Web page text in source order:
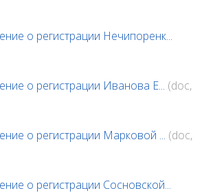
о регистрации Нечипоренк...
о регистрации Иванова Е... (doc,
о регистрации Марковой ... (doc,
о регистрации Сосновской...